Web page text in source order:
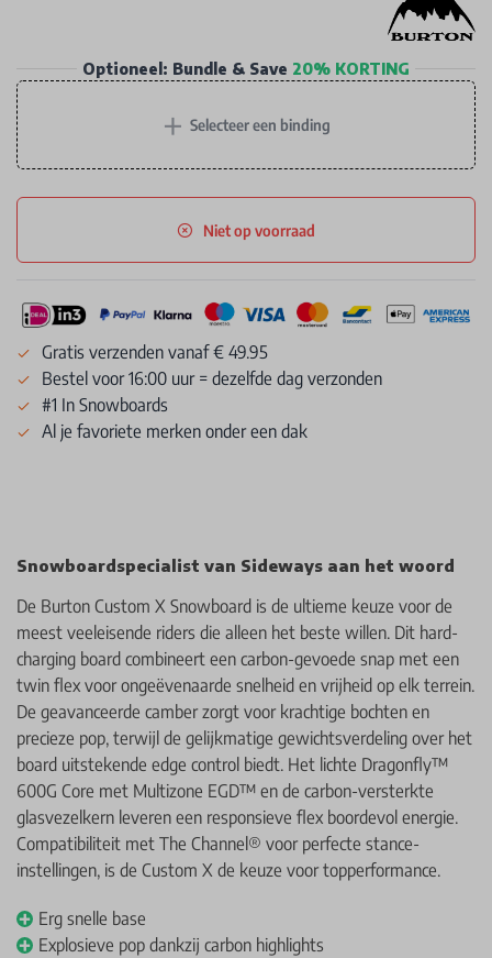
Optioneel: Bundle & Save 20% KORTING
+ Selecteer een binding
Niet op voorraad
Gratis verzenden vanaf € 49.95
Bestel voor 16:00 uur = dezelfde dag verzonden
#1 In Snowboards
Al je favoriete merken onder een dak
Snowboardspecialist van Sideways aan het woord
De Burton Custom X Snowboard is de ultieme keuze voor de
meest veeleisende riders die alleen het beste willen. Dit hard-
charging board combineert een carbon-gevoede snap met een
twin flex voor ongeëvenaarde snelheid en vrijheid op elk terrein.
De geavanceerde camber zorgt voor krachtige bochten en
precieze pop, terwijl de gelijkmatige gewichtsverdeling over het
board uitstekende edge control biedt. Het lichte Dragonfly™
600G Core met Multizone EGD™ en de carbon-versterkte
glasvezelkern leveren een responsieve flex boordevol energie.
Compatibiliteit met The Channel® voor perfecte stance-
instellingen, is de Custom X de keuze voor topperformance.
Erg snelle base
Explosieve pop dankzij carbon highlights